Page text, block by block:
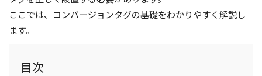
ここでは、コンバージョンタグの基礎をわかりやすく解説し
ます。
目次